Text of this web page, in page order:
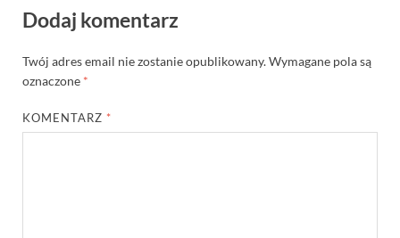
Dodaj komentarz
Twój adres email nie zostanie opublikowany.Wymagane pola są
oznaczone *
KOMENTARZ *